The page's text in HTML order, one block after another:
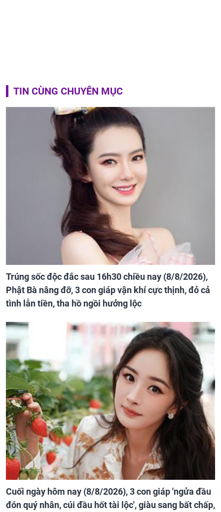
TIN CÙNG CHUYÊN MỤC
Trúng sốc độc đắc sau 16h30 chiều nay (8/8/2026),
Phật Bà nâng đỡ, 3 con giáp vận khí cực thịnh, đỏ cả
tình lẫn tiền, tha hồ ngồi hưởng lộc
Cuối ngày hôm nay (8/8/2026), 3 con giáp 'ngửa đầu
đón quý nhân, cúi đầu hốt tài lộc', giàu sang bất chấp,